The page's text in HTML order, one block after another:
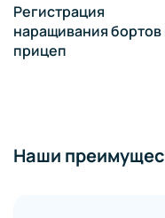
Регистрация
наращивания бортов
прицеп
Наши